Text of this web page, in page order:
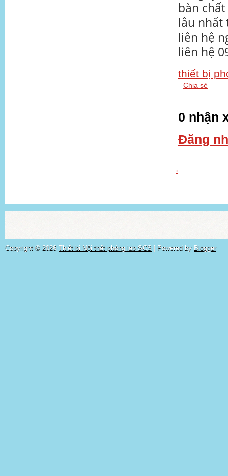
bàn
lâu nhất
liên hệ
liên hệ
thiết bị
Chia sẻ
0 nhận
Đăng
‹
Copyright © 2026 Thiết bị Nội thất phòng lab SCS | Powered by Blogger